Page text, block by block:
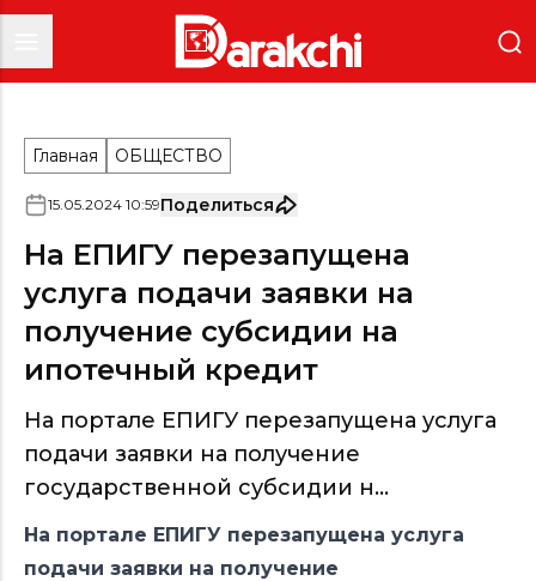
Главная ОБЩЕСТВО
15.05.2024 10:59Поделиться
На ЕПИГУ перезапущена
услуга подачи заявки на
получение субсидии на
ипотечный кредит
На портале ЕПИГУ перезапущена услуга
подачи заявки на получение
государственной субсидии н...
На портале ЕПИГУ перезапущена услуга
подачи заявки на получение